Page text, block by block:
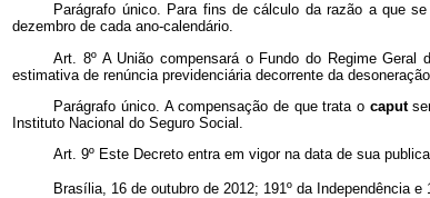
Parágrafo único. Para fins de cálculo da razão a que
dezembro de cada ano-calendário.
Art. 8º A União compensará o Fundo do Regime Geral
estimativa de renúncia previdenciária decorrente da
Parágrafo único. A compensação de que trata o caput
Instituto Nacional do Seguro Social.
Art. 9º Este Decreto entra em vigor na data de sua
Brasília, 16 de outubro de 2012; 191º da Independência e